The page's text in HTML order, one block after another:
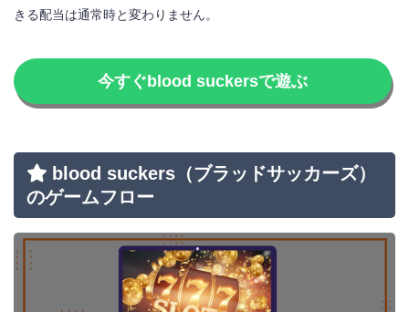
きる配当は通常時と変わりません。
今すぐblood suckersで遊ぶ
blood suckers （ブラッドサッカーズ）
のゲームフロー